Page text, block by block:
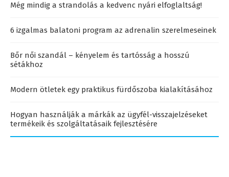
Még mindig a strandolás a kedvenc nyári elfoglaltság!
6 izgalmas balatoni program az adrenalin szerelmeseinek
Bőr női szandál – kényelem és tartósság a hosszú
sétákhoz
Modern ötletek egy praktikus fürdőszoba kialakításához
Hogyan használják a márkák az ügyfél-visszajelzéseket
termékeik és szolgáltatásaik fejlesztésére